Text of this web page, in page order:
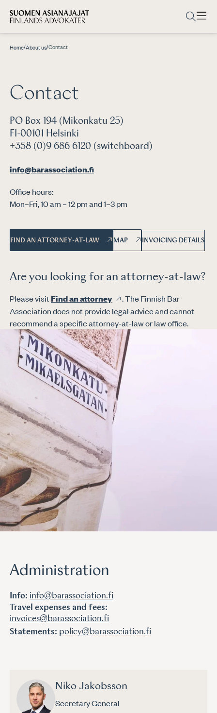
Home/About us/Contact
Contact
PO Box 194 (Mikonkatu 25)
FI-00101 Helsinki
+358 (0)9 686 6120 (switchboard)
info@barassociation.fi
Office hours:
Mon–Fri, 10 am – 12 pm and 1–3 pm
FIND AN ATTORNEY-AT-LAW MAP INVOICING DETAILS
Are you looking for an attorney-at-law?
Please visitFind an attorney
. The Finnish Bar
Association does not provide legal advice and cannot
recommend a specific attorney-at-law or law office.
Administration
Info: info@barassociation.fi
Travel expenses and fees:
invoices@barassociation.fi
Statements: policy@barassociation.fi
Niko Jakobsson
Secretary General